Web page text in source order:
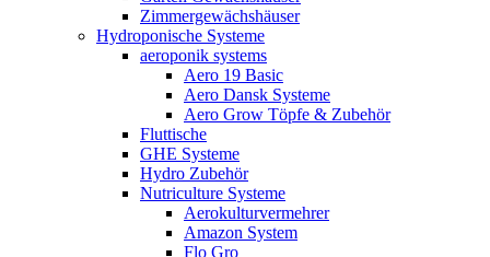
Zimmergewächshäuser
Hydroponische Systeme
aeroponik systems
Aero 19 Basic
Aero Dansk Systeme
Aero Grow Töpfe & Zubehör
Fluttische
GHE Systeme
Hydro Zubehör
Nutriculture Systeme
Aerokulturvermehrer
Amazon System
Flo Gro